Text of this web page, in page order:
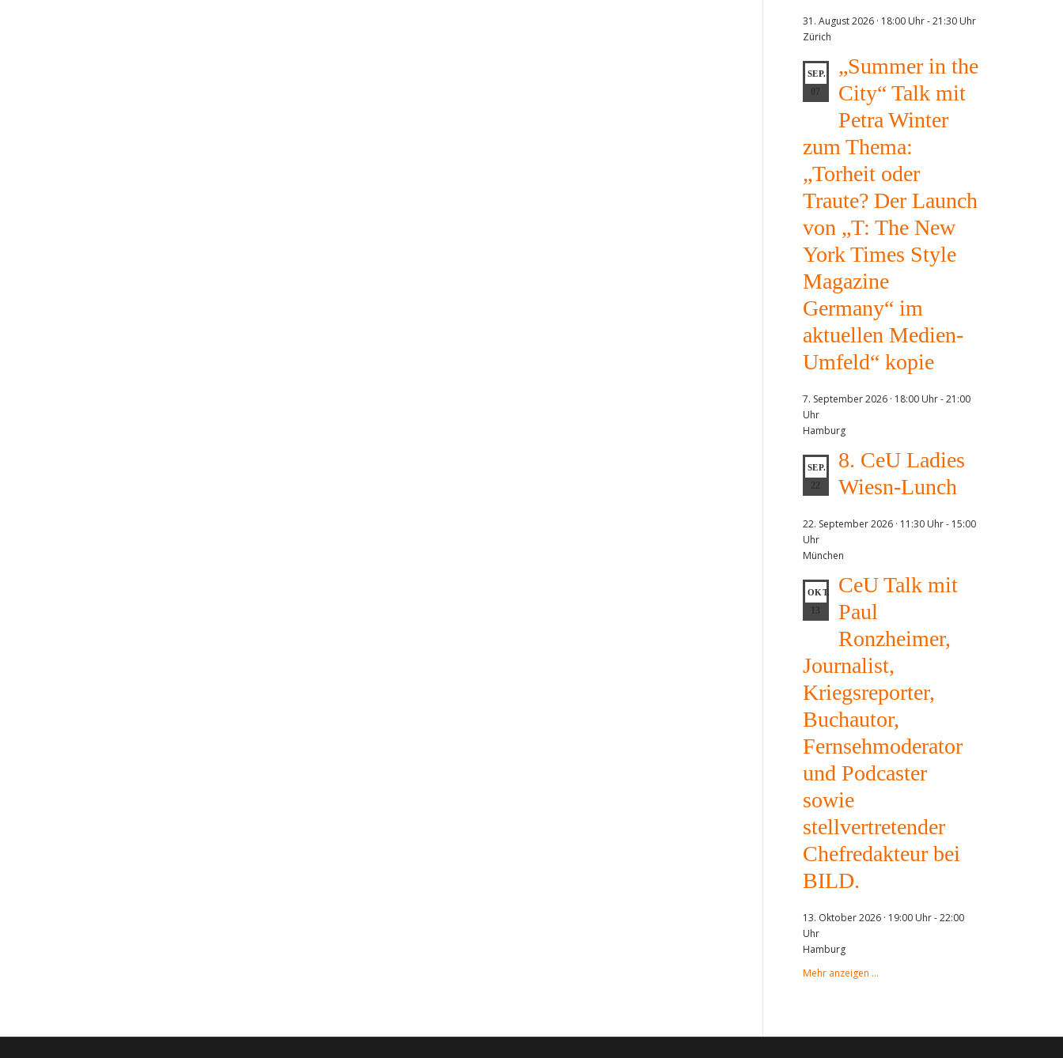
31. August 2026 · 18:00 Uhr-21:30 Uhr
Zürich
SEP.
07
„Summer in the
City“ Talk mit
Petra Winter
zum Thema:
„Torheit oder
Traute? Der Launch
von „T: The New
York Times Style
Magazine
Germany“ im
aktuellen Medien-
Umfeld“ kopie
7. September 2026 · 18:00 Uhr-21:00
Uhr
Hamburg
SEP.
22
8. CeU Ladies
Wiesn-Lunch
22. September 2026 · 11:30 Uhr- 15:00
Uhr
München
OKT.
CeU Talk mit
Paul
Ronzheimer,
Journalist,
Kriegsreporter,
Buchautor,
Fernsehmoderator
und Podcaster
sowie
stellvertretender
Chefredakteur bei
BILD.
13. Oktober 2026 · 19:00 Uhr-22:00
Uhr
Hamburg
Mehr anzeigen …